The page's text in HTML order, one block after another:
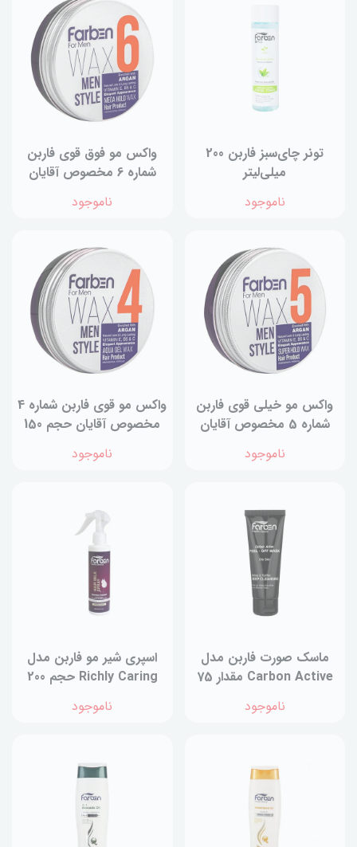
تونر چای‌سبز فاربن 200
میلی‌لیتر
ناموجود
واکس مو فوق قوی فاربن
شماره 6 مخصوص آقایان
ناموجود
واکس مو خیلی قوی فاربن
شماره 5 مخصوص آقایان
ناموجود
واکس مو قوی فاربن شماره 4
مخصوص آقایان حجم 150
میلی لیتر
ناموجود
ماسک صورت فاربن مدل
Carbon Active مقدار 75
ناموجود
اسپری شیر مو فاربن مدل
Richly Caring حجم 200
ناموجود